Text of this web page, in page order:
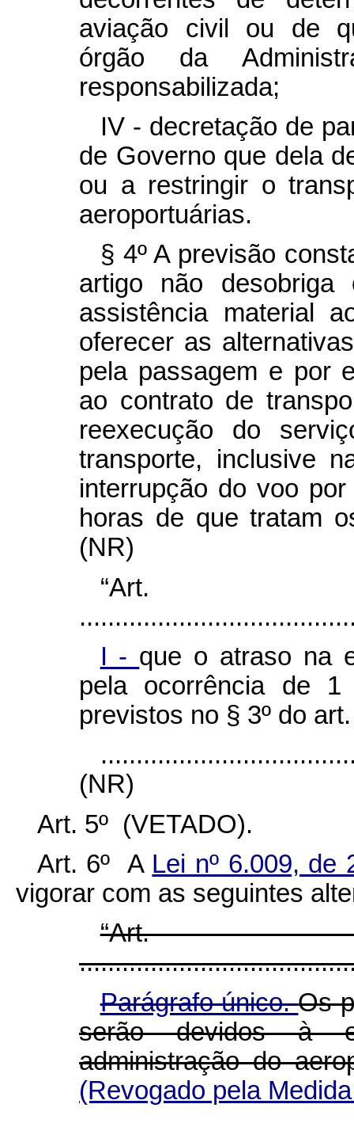
aviação civil ou de
órgão da
responsabilizada;
IV - decretação de
de Governo que dela
ou a restringir o
aeroportuárias.
§ 4º A previsão
artigo não desobriga
assistência material
oferecer as
pela passagem e por
ao contrato de
reexecução do
transporte, inclusive
interrupção do voo
horas de que tratam
(NR)
I - que o atraso na
pela ocorrência de
previstos no § 3º do
(NR)
Art. 5º (VETADO).
Art. 6º A Lei nº 6.009,
vigorar com as seguintes
Parágrafo único.Os
serão devidos à
administração do
(Revogado pela